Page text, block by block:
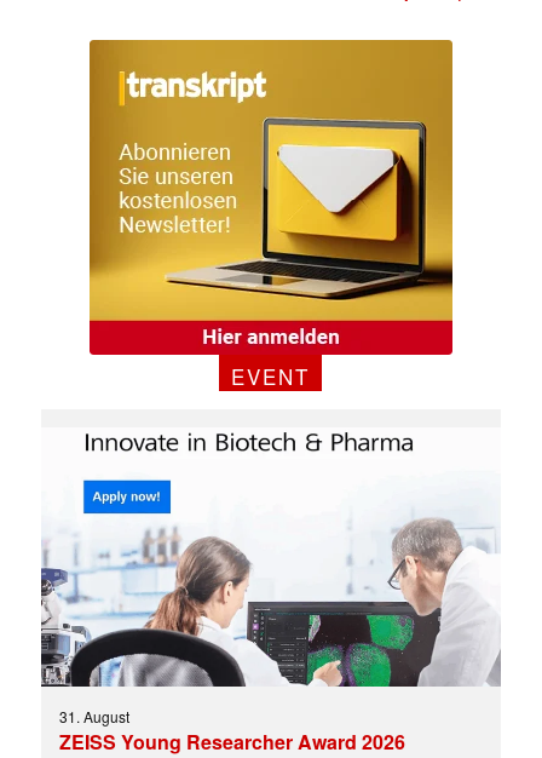
EVENT
31. August
ZEISS Young Researcher Award 2026